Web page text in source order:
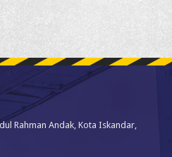
Rahman Andak, Kota Iskandar,